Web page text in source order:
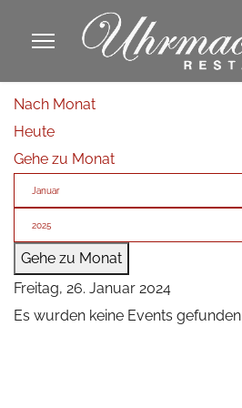
Nach Monat
Heute
Gehe zu Monat
Gehe zu Monat
Freitag, 26. Januar 2024
Es wurden keine Events gefunden